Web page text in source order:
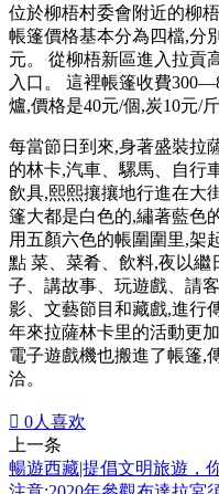
位於柳梧村委會附近的柳
帳篷價格基本分為四檔,分
元。 從柳梧新區進入拉貢
入口。 這裡帳篷收費
爐,價格是40元/個,炭10元/斤
每當節日到來,身著盛裝拉
的林卡,汽車、騾馬、自行
飲具,熙熙攘攘地行進在大
篷大都是白色的,繡著藍色
用五顏六色的帳圍圍里,架
點 菜、菜肴、飲料,夜以
子、講故事、玩遊戲、請
影、文藝節目和藏戲,進行
年來拉薩林卡里的活動更
電子遊戲機也搬進了帳篷,
洽。
 0人喜欢
上一条
暢遊西藏|提倡文明旅遊，